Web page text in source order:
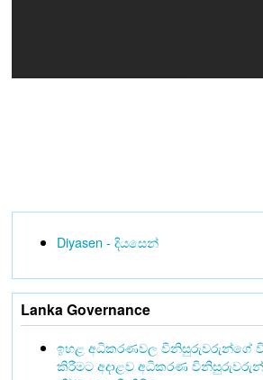
Diyasen - දියසෙන්
Lanka Governance
ඉහළ අධිකරණවල විනිසුරුවරුන්ගේ
කිරීමට අදාළව අධිකරණ විනිසුරුවරුන්